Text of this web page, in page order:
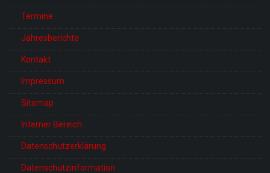
Termine
Jahresberichte
Kontakt
Impressum
Sitemap
Interner Bereich
Datenschutzerklärung
Datenschutzinformation